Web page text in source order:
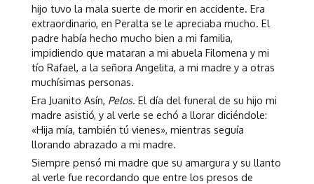
hijo tuvo la mala suerte de morir en accidente. Era
extraordinario, en Peralta se le apreciaba mucho. El
padre había hecho mucho bien a mi familia,
impidiendo que mataran a mi abuela Filomena y mi
tío Rafael, a la señora Angelita, a mi madre y a otras
muchísimas personas.
Era Juanito Asín, Pelos. El día del funeral de su hijo mi
madre asistió, y al verle se echó a llorar diciéndole:
«Hija mía, también tú vienes», mientras seguía
llorando abrazado a mi madre.
Siempre pensó mi madre que su amargura y su llanto
al verle fue recordando que entre los presos de